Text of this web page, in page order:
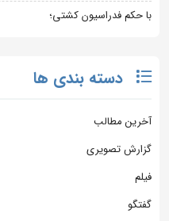
با حکم فدراسیون کشتی؛
دسته بندی ها
آخرین مطالب
گزارش تصویری
فیلم
گفتگو